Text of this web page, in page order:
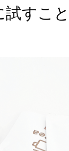
試すこ